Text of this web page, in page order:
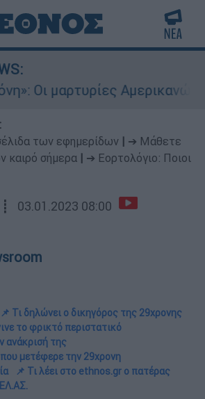
Αμερικανών που
των εφημερίδων
➔ Μάθετε
καιρό σήμερα
➔ Εορτολόγιο: Ποιοι
┋ 03.01.2023 08:00
📌 Τι δηλώνει ο δικηγόρος της 29χρονης
το φρικτό περιστατικό
ανάκρισή της
που μετέφερε την 29χρονη
📌 Τι λέει στο ethnos.gr ο πατέρας